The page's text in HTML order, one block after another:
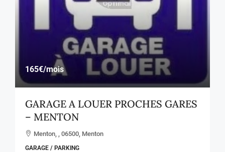
165€/mois
GARAGE A LOUER PROCHES GARES
– MENTON
Menton, , 06500, Menton
GARAGE / PARKING